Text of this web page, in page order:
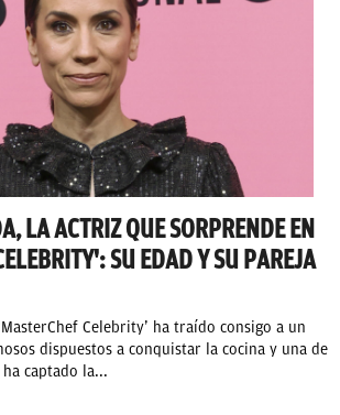
LA ACTRIZ QUE SORPRENDE EN
SU EDAD Y SU PAREJA
Celebrity’ ha traído consigo a un
dispuestos a conquistar la cocina y una de
captado la...